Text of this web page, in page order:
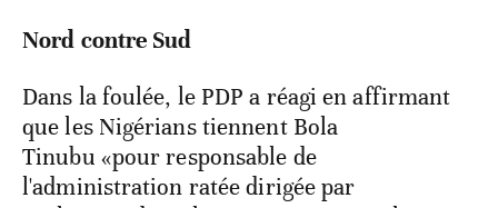
Nord contre Sud
Dans la foulée, le PDP a réagi en affirmant
que les Nigérians tiennent Bola
Tinubu «pour responsable de
l'administration ratée dirigée par